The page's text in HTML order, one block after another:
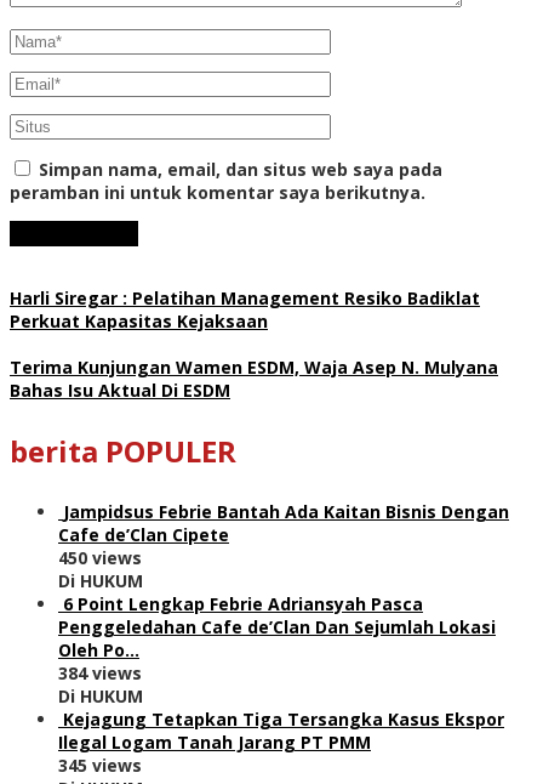
Simpan nama, email, dan situs web saya pada
peramban ini untuk komentar saya berikutnya.
Harli Siregar : Pelatihan Management Resiko Badiklat
Perkuat Kapasitas Kejaksaan
Terima Kunjungan Wamen ESDM, Waja Asep N. Mulyana
Bahas Isu Aktual Di ESDM
berita POPULER
Jampidsus Febrie Bantah Ada Kaitan Bisnis Dengan
Cafe de’Clan Cipete
450 views
Di HUKUM
6 Point Lengkap Febrie Adriansyah Pasca
Penggeledahan Cafe de’Clan Dan Sejumlah Lokasi
Oleh Po…
384 views
Di HUKUM
Kejagung Tetapkan Tiga Tersangka Kasus Ekspor
Ilegal Logam Tanah Jarang PT PMM
345 views